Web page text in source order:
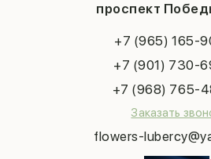
проспект
+7 (965) 165-
+7 (901) 730-
+7 (968) 765-
Заказать
flowers-
Публичная оферта
Последний звонок